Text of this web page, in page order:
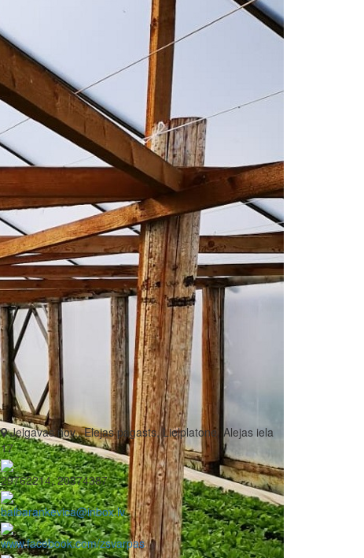
Jelgavas nov., Elejas pagasts, Lielplatone, Alejas iela
17
29762214, 20374387
baibarankevica@inbox.lv
www.facebook.com/zsvarpas